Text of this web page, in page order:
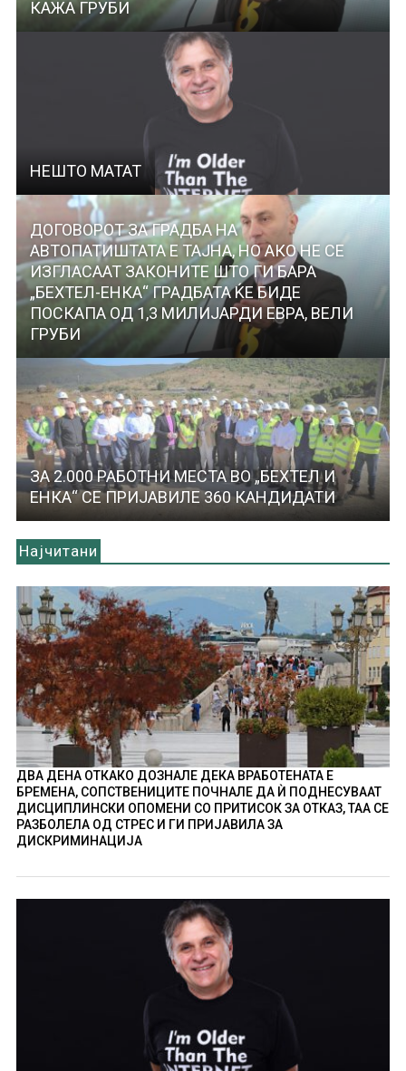
КАЖА ГРУБИ
НЕШТО МАТАТ
ДОГОВОРОТ ЗА ГРАДБА НА
АВТОПАТИШТАТА Е ТАЈНА, НО АКО НЕ СЕ
ИЗГЛАСААТ ЗАКОНИТЕ ШТО ГИ БАРА
„БЕХТЕЛ-ЕНКА“ ГРАДБАТА ЌЕ БИДЕ
ПОСКАПА ОД 1,3 МИЛИЈАРДИ ЕВРА, ВЕЛИ
ГРУБИ
ЗА 2.000 РАБОТНИ МЕСТА ВО „БЕХТЕЛ И
ЕНКА“ СЕ ПРИЈАВИЛЕ 360 КАНДИДАТИ
Најчитани
ДВА ДЕНА ОТКАКО ДОЗНАЛЕ ДЕКА ВРАБОТЕНАТА Е
БРЕМЕНА, СОПСТВЕНИЦИТЕ ПОЧНАЛЕ ДА Ѝ ПОДНЕСУВААТ
ДИСЦИПЛИНСКИ ОПОМЕНИ СО ПРИТИСОК ЗА ОТКАЗ, ТАА СЕ
РАЗБОЛЕЛА ОД СТРЕС И ГИ ПРИЈАВИЛА ЗА
ДИСКРИМИНАЦИЈА